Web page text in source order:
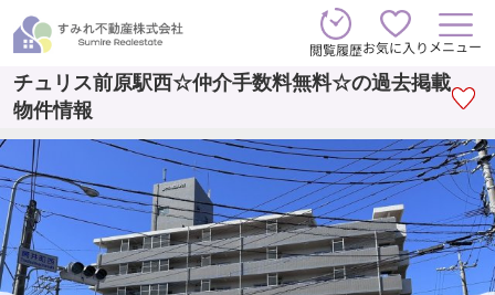
閲覧履歴お気に入り メニュー
チュリス前原駅西☆仲介手数料無料☆の過去掲載
物件情報